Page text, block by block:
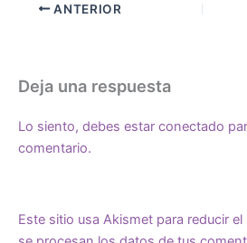
ANTERIOR
Deja una respuesta
Lo siento, debes estar conectado
comentario.
Este sitio usa Akismet para reducir el